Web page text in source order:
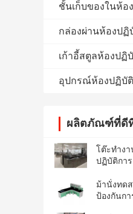
ชั้นเก็บของในห้อ
กล่องผ่านห้องปฏิ
เก้าอี้สตูลห้องปฏิ
อุปกรณ์ห้องปฏิบั
ผลิตภัณฑ์ที่ดี
โต๊ะทำงา
ปฏิบัติการ
ม้านั่งทด
ป้องกันก